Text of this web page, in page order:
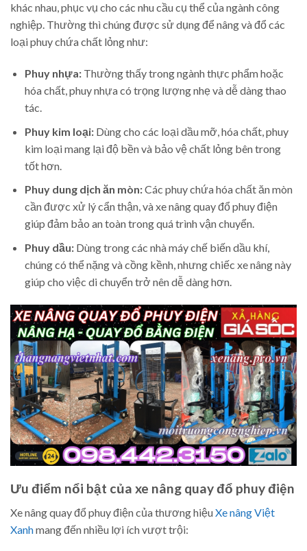
khác nhau, phục vụ cho các nhu cầu cụ thể của ngành công
nghiệp. Thường thì chúng được sử dụng để nâng và đổ các
loại phuy chứa chất lỏng như:
Phuy nhựa:Thường thấy trong ngành thực phẩm hoặc
hóa chất, phuy nhựa có trọng lượng nhẹ và dễ dàng thao
tác.
Phuy kim loại:Dùng cho các loại dầu mỡ, hóa chất, phuy
kim loại mang lại độ bền và bảo vệ chất lỏng bên trong
tốt hơn.
Phuy dung dịch ăn mòn:Các phuy chứa hóa chất ăn mòn
cần được xử lý cẩn thận, và xe nâng quay đổ phuy điện
giúp đảm bảo an toàn trong quá trình vận chuyển.
Phuy dầu:Dùng trong các nhà máy chế biến dầu khí,
chúng có thể nặng và cồng kềnh, nhưng chiếc xe nâng này
giúp cho việc di chuyển trở nên dễ dàng hơn.
Ưu điểm nổi bật của xe nâng quay đổ phuy điện
Xe nâng quay đổ phuy điện của thương hiệuXe nâng Việt
Xanhmang đến nhiều lợi ích vượt trội: